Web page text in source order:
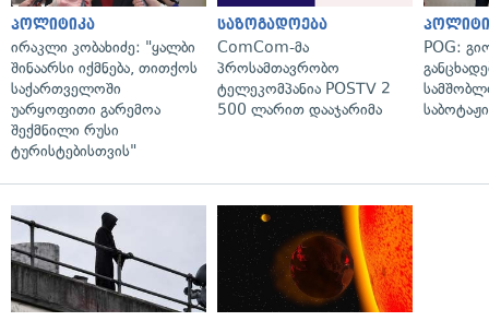
პოლიტიკა
ირაკლი კობახიძე: "ყალბი
შინაარსი იქმნება, თითქოს
საქართველოში
უარყოფითი გარემოა
შექმნილი რუსი
ტურისტებისთვის"
საზოგადოება
ComCom-მა
პროსამთავრობო
ტელეკომპანია POSTV 2
500 ლარით დააჯარიმა
POG: